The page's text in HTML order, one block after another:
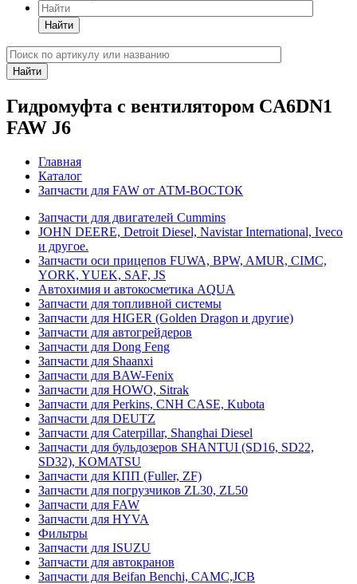
Найти
Найти
Гидромуфта с вентилятором CA6DN1
FAW J6
Главная
Каталог
Запчасти для FAW от АТМ-ВОСТОК
Запчасти для двигателей Cummins
JOHN DEERE, Detroit Diesel, Navistar International, Iveco
и другое.
Запчасти оси прицепов FUWA, BPW, AMUR, CIMC,
YORK, YUEK, SAF, JS
Автохимия и автокосметика AQUA
Запчасти для топливной системы
Запчасти для HIGER (Golden Dragon и другие)
Запчасти для автогрейдеров
Запчасти для Dong Feng
Запчасти для Shaanxi
Запчасти для BAW-Fenix
Запчасти для HOWO, Sitrak
Запчасти для Perkins, CNH CASE, Kubota
Запчасти для DEUTZ
Запчасти для Caterpillar, Shanghai Diesel
Запчасти для бульдозеров SHANTUI (SD16, SD22,
SD32), KOMATSU
Запчасти для КПП (Fuller, ZF)
Запчасти для погрузчиков ZL30, ZL50
Запчасти для FAW
Запчасти для HYVA
Фильтры
Запчасти для ISUZU
Запчасти для автокранов
Запчасти для Beifan Benchi, CAMC,JCB